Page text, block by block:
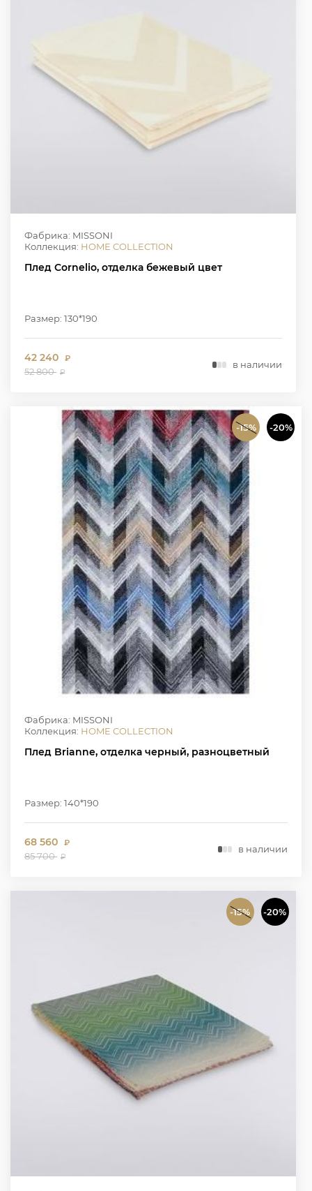
Фабрика: MISSONI
Коллекция: HOME COLLECTION
Плед Cornelio, отделка бежевый цвет
Размер: 130*190
42 240 ₽
52 800 ₽
в наличии
-15% -20%
Фабрика: MISSONI
Коллекция: HOME COLLECTION
Плед Brianne, отделка черный, разноцветный
Размер: 140*190
68 560 ₽
85 700 ₽
в наличии
-15% -20%